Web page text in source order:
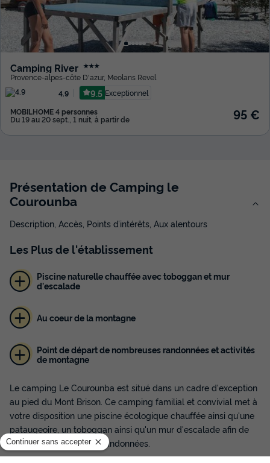
Camping River ★★★
Provence-alpes-côte D'azur, Meolans Revel
4.9
9.5 Exceptionnel
MOBILHOME 4 personnes
Du 19 au 20 sept., 1 nuit, à partir de 95 €
Présentation de Camping le
Courounba
Description, Accès, Points d’intérêts, Aux alentours
Les Plusde l'établissement
Piscine naturelle chauffée avec toboggan et mur
d'escalade
Au coeur de la montagne
Point de départ de nombreuses randonnées et activités
de montagne
Le camping Le Courounba est situé dans un cadre d'exception
au pied du Mont Brison. Ce camping familial et convivial met à
votre disposition une piscine écologique chauffée ainsi qu'une
pataugeoire, un toboggan ainsi qu'un mur d'escalade afin de
vous amuser entre vos randonnées.